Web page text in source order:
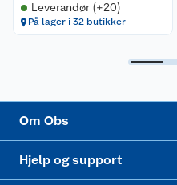
Leverandør (+20)
På lager i 32 butikker
Om Obs
Hjelp og support
Kjøpsvilkår
Klikk og hent
Festdrakter til hele familien
Hagemøbler og utemøbler